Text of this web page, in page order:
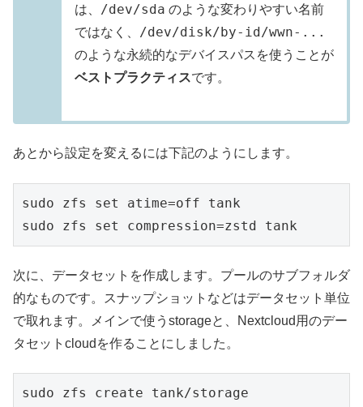
は、 /dev/sda のような変わりやすい名前
ではなく、 /dev/disk/by-id/wwn-...
のような永続的なデバイスパスを使うことが
ベストプラクティスです。
あとから設定を変えるには下記のようにします。
sudo zfs set atime=off tank
sudo zfs set compression=zstd tank
次に、データセットを作成します。プールのサブフォルダ
的なものです。スナップショットなどはデータセット単位
で取れます。メインで使うstorageと、Nextcloud用のデー
タセットcloudを作ることにしました。
sudo zfs create tank/storage